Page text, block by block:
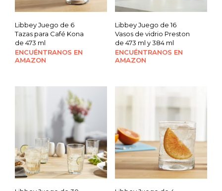
Libbey Juego de 6
Tazas para Café Kona
de 473 ml
ENCUÉNTRANOS EN
AMAZON
Libbey Juego de 16
Vasos de vidrio Preston
de 473 ml y 384 ml
ENCUÉNTRANOS EN
AMAZON